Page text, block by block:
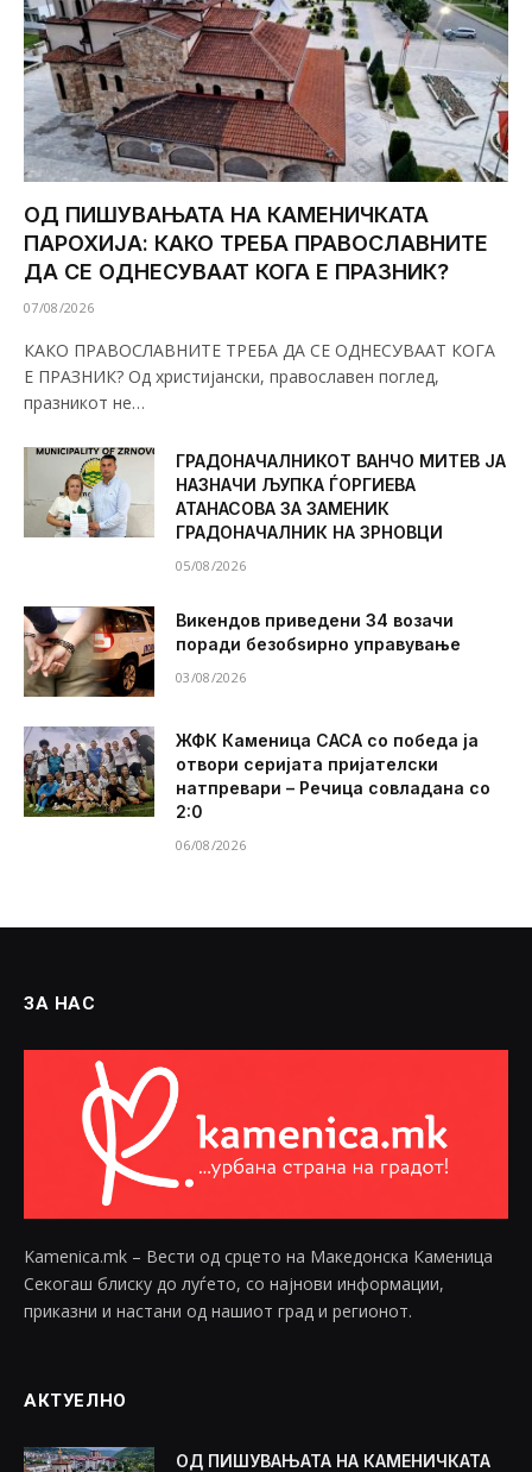
ОД ПИШУВАЊАТА НА КАМЕНИЧКАТА
ПАРОХИЈА: КАКО ТРЕБА ПРАВОСЛАВНИТЕ
ДА СЕ ОДНЕСУВААТ КОГА Е ПРАЗНИК?
07/08/2026
КАКО ПРАВОСЛАВНИТЕ ТРЕБА ДА СЕ ОДНЕСУВААТ КОГА
Е ПРАЗНИК? Од христијански, православен поглед,
празникот не…
ГРАДОНАЧАЛНИКОТ ВАНЧО МИТЕВ ЈА
НАЗНАЧИ ЉУПКА ЃОРГИЕВА
АТАНАСОВА ЗА ЗАМЕНИК
ГРАДОНАЧАЛНИК НА ЗРНОВЦИ
05/08/2026
Викендов приведени 34 возачи
поради безобѕирно управување
03/08/2026
ЖФК Каменица САСА со победа ја
отвори серијата пријателски
натпревари – Речица совладана со
2:0
06/08/2026
ЗА НАС
Kamenica.mk – Вести од срцето на Македонска Каменица
Секогаш блиску до луѓето, со најнови информации,
приказни и настани од нашиот град и регионот.
АКТУЕЛНО
ОД ПИШУВАЊАТА НА КАМЕНИЧКАТА